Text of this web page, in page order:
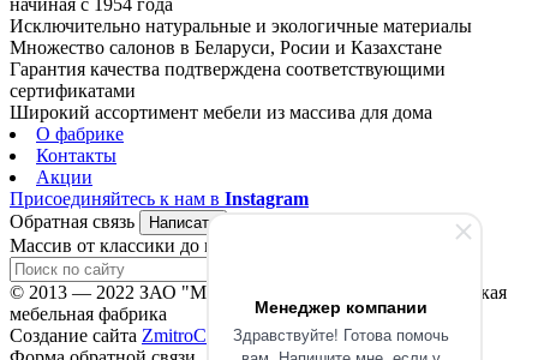
Менеджер компании
Здравствуйте! Готова помочь
Исключительно натуральные и экологичные материалы
Множество салонов в Беларуси, Росии и Казахстане
Гарантия качества подтверждена соответствующими
сертификатами
Широкий ассортимент мебели из массива для дома
О фабрике
Контакты
Акции
Присоединяйтесь к нам в Instagram
Обратная связь
Написать
Массив от классики до модерна!
© 2013 — 2022 ЗАО "Молодечномебель" филиал Вилейская
мебельная фабрика
Создание сайта ZmitroC.by
™